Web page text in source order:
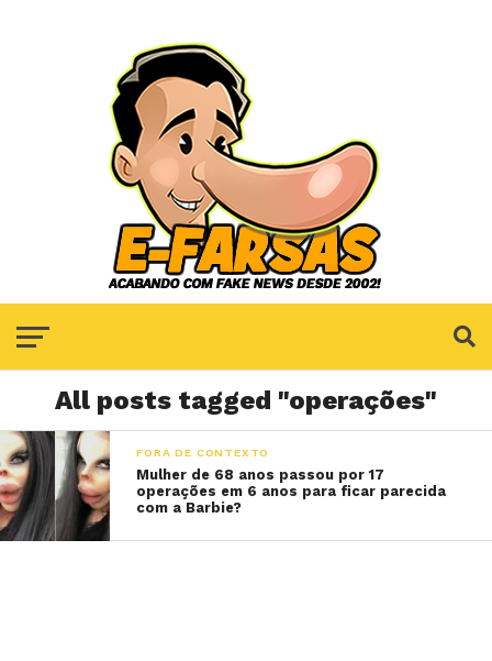
All posts tagged "operações"
FORA DE CONTEXTO
Mulher de 68 anos passou por 17
operações em 6 anos para ficar parecida
com a Barbie?